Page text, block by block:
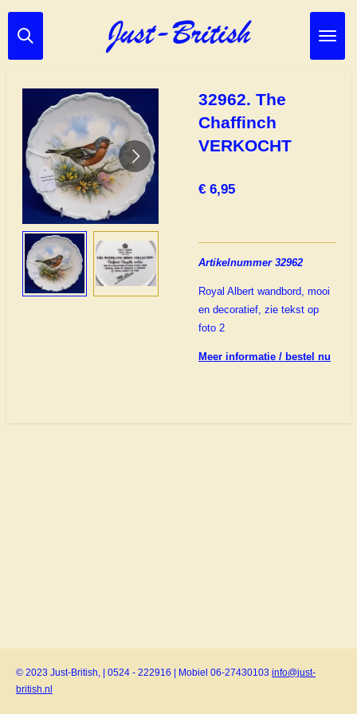
Ga
direct
hoofdinhoud
32962. The
Chaffinch
VERKOCHT
€ 6,95
Artikelnummer 32962
Royal Albert wandbord, mooi
en decoratief, zie tekst op
foto 2
Meer informatie / bestel nu
© 2023 Just-British, | 0524 - 222916 | Mobiel 06-27430103 info@just-
british.nl